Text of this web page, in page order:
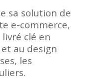
sa solution de
e-commerce,
clé en
au design
les